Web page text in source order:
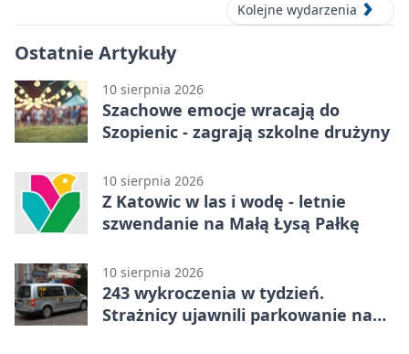
Kolejne wydarzenia
Ostatnie Artykuły
10 sierpnia 2026
Szachowe emocje wracają do
Szopienic - zagrają szkolne drużyny
10 sierpnia 2026
Z Katowic w las i wodę - letnie
szwendanie na Małą Łysą Pałkę
10 sierpnia 2026
243 wykroczenia w tydzień.
Strażnicy ujawnili parkowanie na